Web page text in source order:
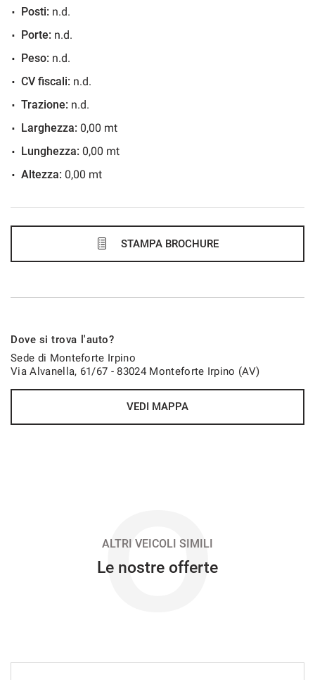
48 Mesi
691€/mese
48 Mesi
706€/mese
48 Mesi
711€/mese
Posti: n.d.
Porte: n.d.
Peso: n.d.
CV fiscali: n.d.
Trazione: n.d.
Larghezza: 0,00 mt
Lunghezza: 0,00 mt
Altezza: 0,00 mt
STAMPA BROCHURE
Dove si trova l'auto?
Sede di Monteforte Irpino
Via Alvanella, 61/67 - 83024 Monteforte Irpino (AV)
VEDI MAPPA
O
ALTRI VEICOLI SIMILI
Le nostre offerte